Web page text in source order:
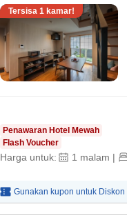
Tersisa 1 kamar!
Penawaran Hotel Mewah
Flash Voucher
Harga untuk: 1 malam |
Gunakan kupon untuk Diskon